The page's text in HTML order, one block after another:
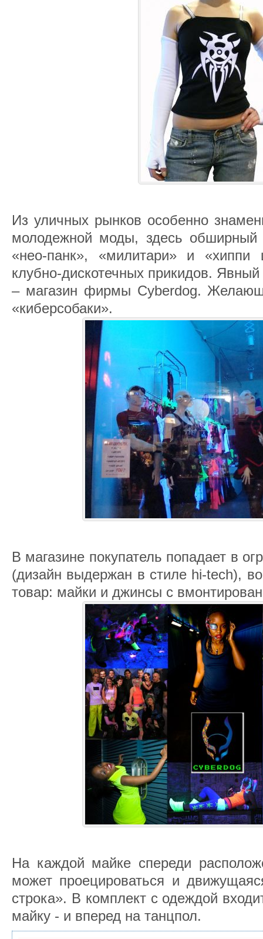
Из уличных рынков особенно
молодежной моды, здесь
«нео-панк», «милитари» и «хиппи
клубно-дискотечных прикидов.
– магазин фирмы Cyberdog.
«киберсобаки».
В магазине покупатель попадает в
(дизайн выдержан в стиле hi-tech),
товар: майки и джинсы с
На каждой майке спереди
может проецироваться и
строка». В комплект с одеждой
майку - и вперед на танцпол.